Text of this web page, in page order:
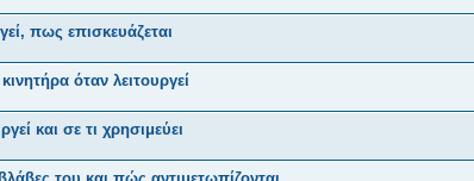
πως επισκευάζεται
όταν λειτουργεί
και σε τι χρησιμεύει
του και πώς αντιμετωπίζονται